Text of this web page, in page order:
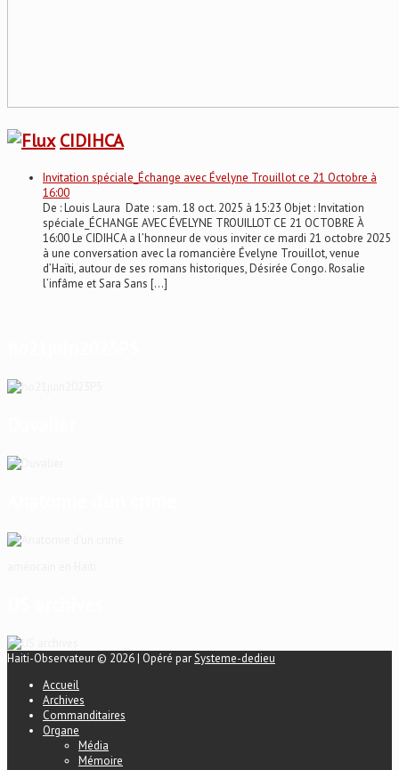
CIDIHCA
Invitation spéciale_Échange avec Évelyne Trouillot ce 21 Octobre à
16:00
De : Louis Laura Date : sam. 18 oct. 2025 à 15:23 Objet : Invitation
spéciale_ÉCHANGE AVEC ÉVELYNE TROUILLOT CE 21 OCTOBRE À
16:00 Le CIDIHCA a l’honneur de vous inviter ce mardi 21 octobre 2025
à une conversation avec la romancière Évelyne Trouillot, venue
d’Haïti, autour de ses romans historiques, Désirée Congo. Rosalie
l’infâme et Sara Sans […]
Haiti-Observateur © 2026 | Opéré parSysteme-dedieu
Accueil
Archives
Commanditaires
Organe
Média
Mémoire